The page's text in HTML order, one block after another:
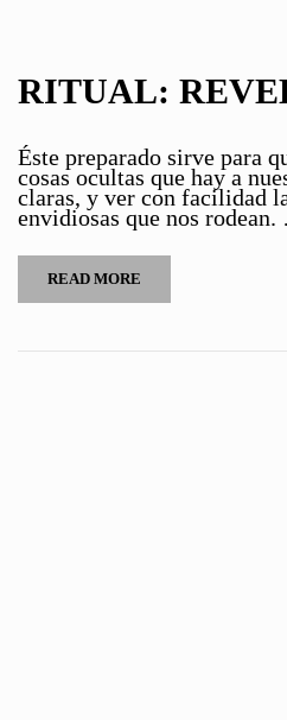
RITUAL:
Éste preparado sirve para
cosas ocultas que hay a
claras, y ver con facilidad
envidiosas que nos
READ MORE